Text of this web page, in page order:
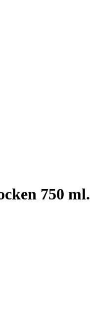
750 ml.